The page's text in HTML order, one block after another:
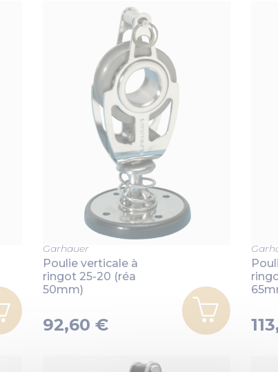
Garhauer
Poulie verticale à
ringot 25-20 (réa
50mm)
92,60 €